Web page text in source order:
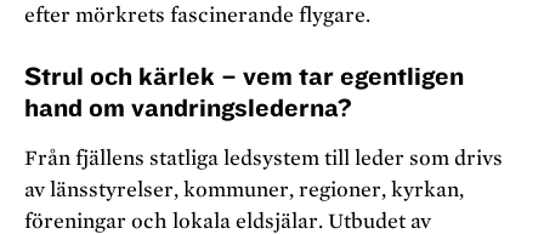
efter mörkrets fascinerande flygare.
Strul och kärlek – vem tar egentligen
hand om vandringslederna?
Från fjällens statliga ledsystem till leder som drivs
av länsstyrelser, kommuner, regioner, kyrkan,
föreningar och lokala eldsjälar. Utbudet av